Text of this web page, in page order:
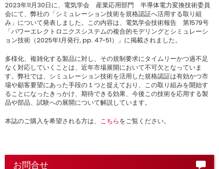
2023年11月30日に、電気学会 産業応用部門 半導体電力変換技術委員
会にて、弊社の「シミュレーション技術を規格認証へ活用する取り組
み」について発表しました。この内容は、電気学会技術報告 第1579号
「パワーエレクトロニクスシステムの複合的モデリングとシミュレーシ
ョン技術（2025年1月発行, pp. 47-51）」に掲載されました。
多様化、複雑化する製品に対し、その規制要求にタイムリーかつ過不足
なく対応していくことは、近年市場展開において不可欠となっていま
す。弊社では、シミュレーション技術を活用した規格認証は有効かつ市
場や顧客要望にあった手段の１つと捉えており、この取り組みを開始す
ることになったきっかけ、期待できる効果、今後この技術を応用する製
品や部品、試験への展開について解説しています。
本誌のご購入を希望される方は、 こちらをご覧ください。
お問合せ